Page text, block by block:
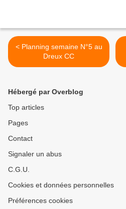
< Planning semaine N°5 au
Dreux CC
Hébergé par Overblog
Top articles
Pages
Contact
Signaler un abus
C.G.U.
Cookies et données personnelles
Préférences cookies